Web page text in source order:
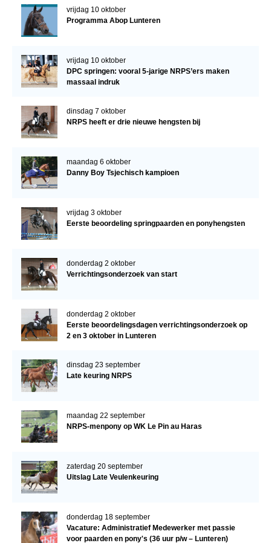
vrijdag 10 oktober
Programma Abop Lunteren
vrijdag 10 oktober
DPC springen: vooral 5-jarige NRPS’ers maken
massaal indruk
dinsdag 7 oktober
NRPS heeft er drie nieuwe hengsten bij
maandag 6 oktober
Danny Boy Tsjechisch kampioen
vrijdag 3 oktober
Eerste beoordeling springpaarden en ponyhengsten
donderdag 2 oktober
Verrichtingsonderzoek van start
donderdag 2 oktober
Eerste beoordelingsdagen verrichtingsonderzoek op
2 en 3 oktober in Lunteren
dinsdag 23 september
Late keuring NRPS
maandag 22 september
NRPS-menpony op WK Le Pin au Haras
zaterdag 20 september
Uitslag Late Veulenkeuring
donderdag 18 september
Vacature: Administratief Medewerker met passie
voor paarden en pony's (36 uur p/w – Lunteren)